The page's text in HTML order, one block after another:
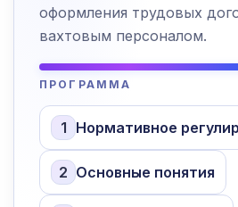
оформления трудовых
вахтовым персоналом.
ПРОГРАММА
1 Нормативное
2 Основные понятия